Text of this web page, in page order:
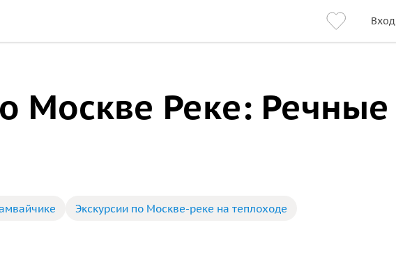
Вход
Москве Реке: Речные
Экскурсии по Москве-реке на теплоходе